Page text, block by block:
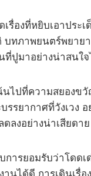
เรื่องที่หยิบเอาปร
บทภาพยนตร์พยาย
ที่ปูมาอย่างน่าสนใ
นไปที่ความสยองข
รรยากาศที่วังเวง
ดลงอย่างน่าเสียด
การยอมรับว่าโดด
นได้ดี การเดินเรื่